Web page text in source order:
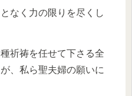
なく力の限りを尽くし
祈祷を任せて下さる全
、私ら聖夫婦の願いに